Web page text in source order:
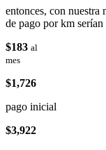
entonces, con nuestra
de pago por km serían
$183 al
mes
$1,726
pago inicial
$3,922